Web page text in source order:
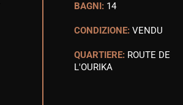
BAGNI: 14
CONDIZIONE: VENDU
QUARTIERE: ROUTE DE
L'OURIKA